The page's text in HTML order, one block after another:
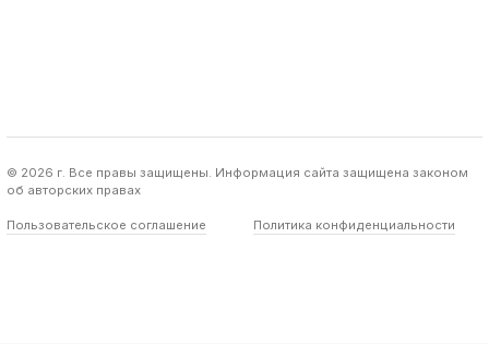
© 2026 г. Все правы защищены. Информация сайта защищена законом
об авторских правах
Пользовательское соглашение Политика конфиденциальности